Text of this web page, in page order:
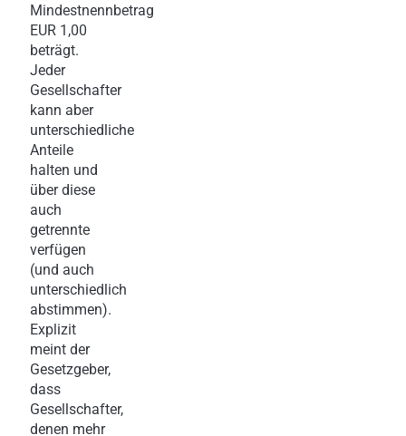
Mindestnennbetrag
EUR 1,00
beträgt.
Jeder
Gesellschafter
kann aber
unterschiedliche
Anteile
halten und
über diese
auch
getrennte
verfügen
(und auch
unterschiedlich
abstimmen).
Explizit
meint der
Gesetzgeber,
dass
Gesellschafter,
denen mehr